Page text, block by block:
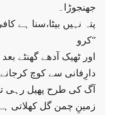
جھنجوڑا۔
کرو‘‘
اور ٹھیک آدھے گھنٹے
دارِفانی سے کوچ
آگ کی طرح پھیل رہی
زمینِ چمن گل کھلاتی ہے